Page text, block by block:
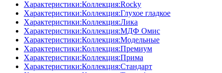
Характеристики:Коллекция:Rocky
Характеристики:Коллекция:Глухое гладкое
Характеристики:Коллекция:Лика
Характеристики:Коллекция:МДФ Омис
Характеристики:Коллекция:Модельные
Характеристики:Коллекция:Премиум
Характеристики:Коллекция:Прима
Характеристики:Коллекция:Стандарт